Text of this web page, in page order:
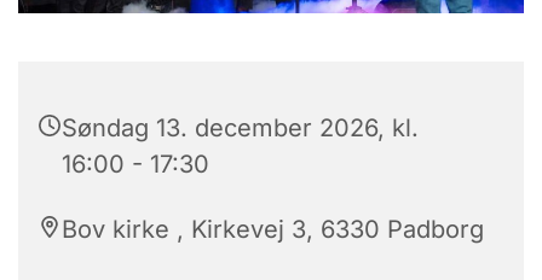
Søndag 13. december 2026, kl.
16:00 - 17:30
Bov kirke , Kirkevej 3, 6330 Padborg